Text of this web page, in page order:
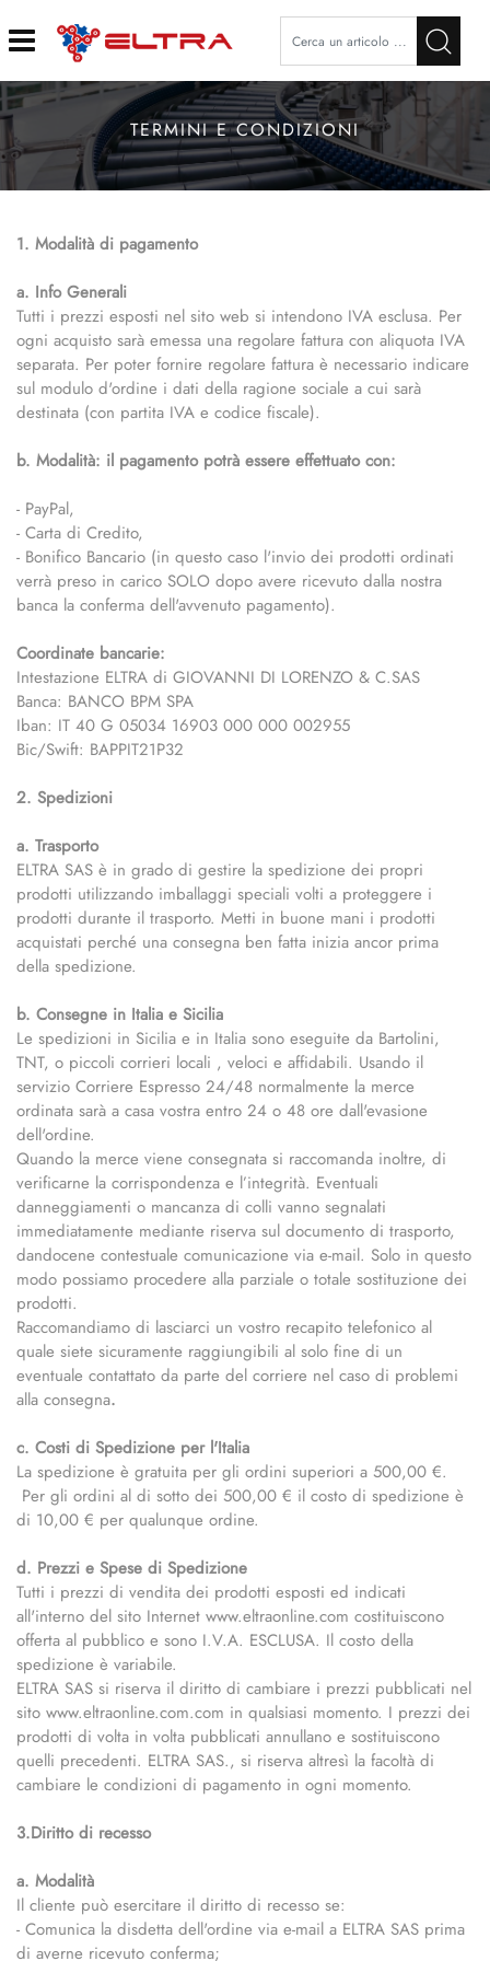
Open
TERMINI E CONDIZIONI
1. Modalità di pagamento
a. Info Generali
Tutti i prezzi esposti nel sito web si intendono IVA esclusa. Per
ogni acquisto sarà emessa una regolare fattura con aliquota IVA
separata. Per poter fornire regolare fattura è necessario indicare
sul modulo d'ordine i dati della ragione sociale a cui sarà
destinata (con partita IVA e codice fiscale).
b. Modalità: il pagamento potrà essere effettuato con:
- PayPal,
- Carta di Credito,
- Bonifico Bancario (in questo caso l'invio dei prodotti ordinati
verrà preso in carico SOLO dopo avere ricevuto dalla nostra
banca la conferma dell'avvenuto pagamento).
Coordinate bancarie:
Intestazione ELTRA di GIOVANNI DI LORENZO & C.SAS
Banca: BANCO BPM SPA
Iban: IT 40 G 05034 16903 000 000 002955
Bic/Swift: BAPPIT21P32
2. Spedizioni
a. Trasporto
ELTRA SAS è in grado di gestire la spedizione dei propri
prodotti utilizzando imballaggi speciali volti a proteggere i
prodotti durante il trasporto. Metti in buone mani i prodotti
acquistati perché una consegna ben fatta inizia ancor prima
della spedizione.
b. Consegne in Italia e Sicilia
Le spedizioni in Sicilia e in Italia sono eseguite da Bartolini,
TNT, o piccoli corrieri locali , veloci e affidabili. Usando il
servizio Corriere Espresso 24/48 normalmente la merce
ordinata sarà a casa vostra entro 24 o 48 ore dall'evasione
dell'ordine.
Quando la merce viene consegnata si raccomanda inoltre, di
verificarne la corrispondenza e l’integrità. Eventuali
danneggiamenti o mancanza di colli vanno segnalati
immediatamente mediante riserva sul documento di trasporto,
dandocene contestuale comunicazione via e-mail. Solo in questo
modo possiamo procedere alla parziale o totale sostituzione dei
prodotti.
Raccomandiamo di lasciarci un vostro recapito telefonico al
quale siete sicuramente raggiungibili al solo fine di un
eventuale contattato da parte del corriere nel caso di problemi
alla consegna.
c. Costi di Spedizione per l'Italia
La spedizione è gratuita per gli ordini superiori a 500,00 €.
Per gli ordini al di sotto dei 500,00 € il costo di spedizione è
di 10,00 € per qualunque ordine.
d. Prezzi e Spese di Spedizione
Tutti i prezzi di vendita dei prodotti esposti ed indicati
all'interno del sito Internet www.eltraonline.com costituiscono
offerta al pubblico e sono I.V.A. ESCLUSA. Il costo della
spedizione è variabile.
ELTRA SAS si riserva il diritto di cambiare i prezzi pubblicati nel
sito www.eltraonline.com.com in qualsiasi momento. I prezzi dei
prodotti di volta in volta pubblicati annullano e sostituiscono
quelli precedenti. ELTRA SAS., si riserva altresì la facoltà di
cambiare le condizioni di pagamento in ogni momento.
3.Diritto di recesso
a. Modalità
Il cliente può esercitare il diritto di recesso se:
- Comunica la disdetta dell'ordine via e-mail a ELTRA SAS prima
di averne ricevuto conferma;